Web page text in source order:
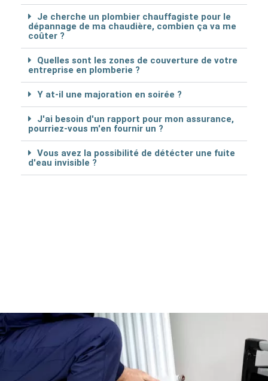
Je cherche un plombier chauffagiste pour le
dépannage de ma chaudière, combien ça va me
coûter ?
Quelles sont les zones de couverture de votre
entreprise en plomberie ?
Y at-il une majoration en soirée ?
J'ai besoin d'un rapport pour mon assurance,
pourriez-vous m'en fournir un ?
Vous avez la possibilité de détécter une fuite
d'eau invisible ?